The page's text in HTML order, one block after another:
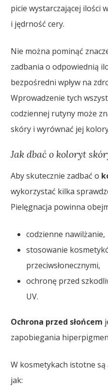
picie wystarczającej ilości
i jędrność cery.
Nie można pominąć
zadbania o odpowiednią
bezpośredni wpływ na
Wprowadzenie tych
codziennej rutyny może
skóry i wyrównać jej
Jak dbać o koloryt
Aby skutecznie zadbać o
wykorzystać kilka
Pielęgnacja powinna
codzienne nawilżanie,
stosowanie
przeciwsłonecznymi,
ochronę przed
UV.
Ochrona przed słońcem
zapobiegania
W kosmetykach istotne
jak: